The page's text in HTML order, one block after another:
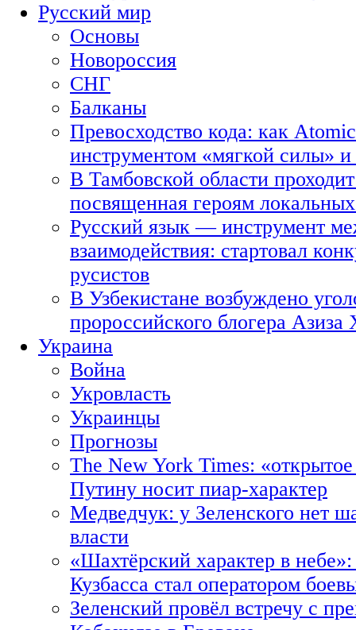
Русский мир
Основы
Новороссия
СНГ
Балканы
Превосходство кода: как
инструментом «мягкой силы» и
В Тамбовской области
посвященная героям
Русский язык — инструмент
взаимодействия: стартовал
русистов
В Узбекистане возбуждено
пророссийского блогера Азиза
Украина
Война
Укровласть
Украинцы
Прогнозы
The New York Times:
Путину носит пиар-характер
Медведчук: у Зеленского нет
власти
«Шахтёрский характер в
Кузбасса стал оператором
Зеленский провёл встречу с